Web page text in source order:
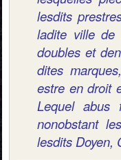
lesdits
ladite ville de
doubles et
dites
estre en droit
Lequel abus
nonobstant
lesdits Doyen,